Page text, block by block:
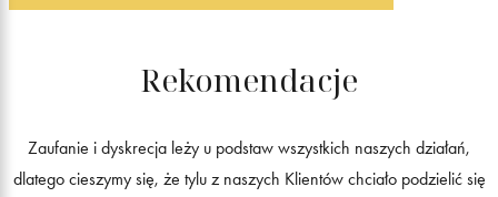
Rekomendacje
Zaufanie i dyskrecja leży u podstaw wszystkich naszych działań,
dlatego cieszymy się, że tylu z naszych Klientów chciało podzielić się